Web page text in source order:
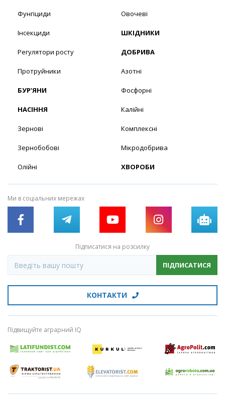
Фунгіциди
Інсекциди
Регулятори росту
Протруйники
БУР’ЯНИ
НАСІННЯ
Зернові
Зернобобові
Олійні
Овочеві
ШКІДНИКИ
ДОБРИВА
Азотні
Фосфорні
Калійні
Комплексні
Мікродобрива
ХВОРОБИ
Ми в соціальних мережах
Підписатися на розсилку
ПІДПИСАТИСЯ
КОНТАКТИ
Підвищуйте аграрний IQ